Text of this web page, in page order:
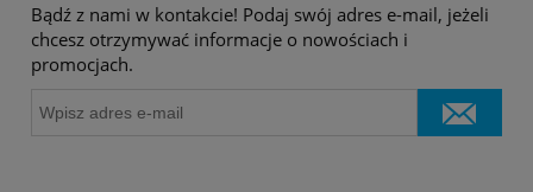
Bądź z nami w kontakcie! Podaj swój adres e-mail, jeżeli
chcesz otrzymywać informacje o nowościach i
promocjach.